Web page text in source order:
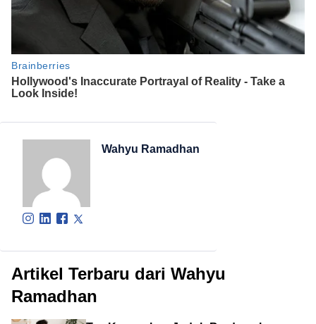
Wahyu Ramadhan
Artikel Terbaru dari Wahyu
Ramadhan